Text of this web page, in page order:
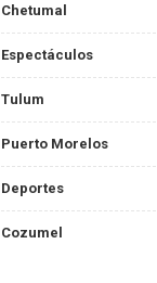
Chetumal
Espectáculos
Tulum
Puerto Morelos
Deportes
Cozumel